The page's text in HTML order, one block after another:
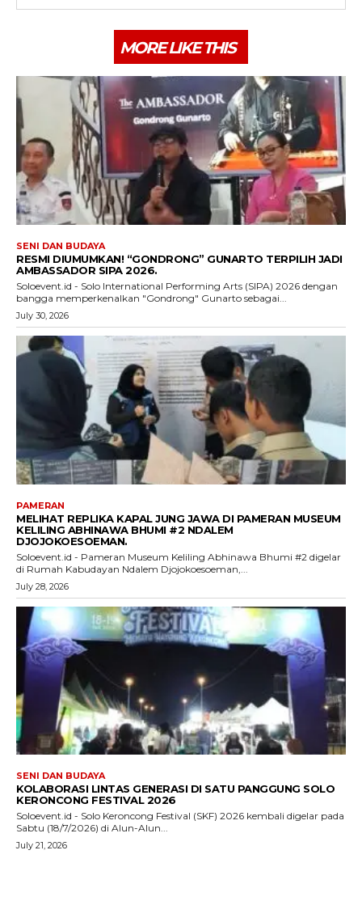
MORE LIKE THIS
SENI DAN BUDAYA
RESMI DIUMUMKAN! “GONDRONG” GUNARTO TERPILIH JADI
AMBASSADOR SIPA 2026.
Soloevent.id - Solo International Performing Arts (SIPA) 2026 dengan
bangga memperkenalkan "Gondrong" Gunarto sebagai...
July 30, 2026
PAMERAN
MELIHAT REPLIKA KAPAL JUNG JAWA DI PAMERAN MUSEUM
KELILING ABHINAWA BHUMI #2 NDALEM
DJOJOKOESOEMAN.
Soloevent.id - Pameran Museum Keliling Abhinawa Bhumi #2 digelar
di Rumah Kabudayan Ndalem Djojokoesoeman,...
July 28, 2026
SENI DAN BUDAYA
KOLABORASI LINTAS GENERASI DI SATU PANGGUNG SOLO
KERONCONG FESTIVAL 2026
Soloevent.id - Solo Keroncong Festival (SKF) 2026 kembali digelar pada
Sabtu (18/7/2026) di Alun-Alun...
July 21, 2026